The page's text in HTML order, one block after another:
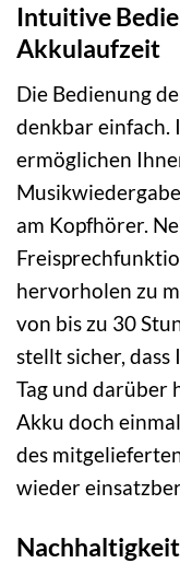
Intuitive
Akkulaufzeit
Die Bedienung
denkbar einfach.
ermöglichen
am Kopfhörer.
hervorholen zu
von bis zu 30
stellt sicher, dass
Tag und darüber
Akku doch
des
wieder